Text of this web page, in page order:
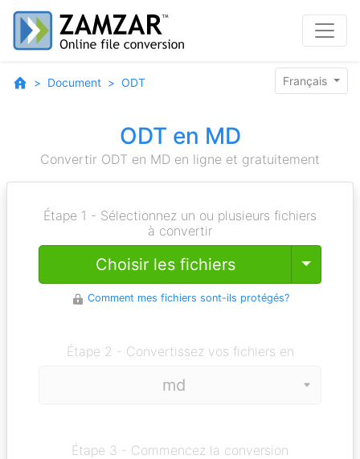
Document ODT Français
ODT en MD
Convertir ODT en MD en ligne et gratuitement
Étape 1 - Sélectionnez un ou plusieurs fichiers
à convertir
Choisir les fichiers Toggle
Comment mes fichiers sont-ils protégés?
Étape 2 - Convertissez vos fichiers en
Étape 3 - Commencez la conversion